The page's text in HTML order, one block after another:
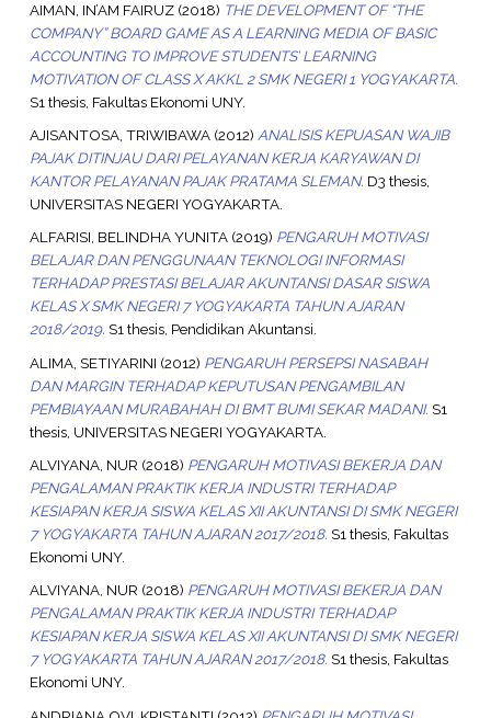
AIMAN, IN’AM FAIRUZ(2018) THE DEVELOPMENT OF “THE
COMPANY” BOARD GAME AS A LEARNING MEDIA OF BASIC
ACCOUNTING TO IMPROVE STUDENTS’ LEARNING
MOTIVATION OF CLASS X AKKL 2 SMK NEGERI 1 YOGYAKARTA.
S1 thesis, Fakultas Ekonomi UNY.
AJISANTOSA, TRIWIBAWA(2012) ANALISIS KEPUASAN WAJIB
PAJAK DITINJAU DARI PELAYANAN KERJA KARYAWAN DI
KANTOR PELAYANAN PAJAK PRATAMA SLEMAN. D3 thesis,
UNIVERSITAS NEGERI YOGYAKARTA.
ALFARISI, BELINDHA YUNITA(2019) PENGARUH MOTIVASI
BELAJAR DAN PENGGUNAAN TEKNOLOGI INFORMASI
TERHADAP PRESTASI BELAJAR AKUNTANSI DASAR SISWA
KELAS X SMK NEGERI 7 YOGYAKARTA TAHUN AJARAN
2018/2019. S1 thesis, Pendidikan Akuntansi.
ALIMA, SETIYARINI (2012) PENGARUH PERSEPSI NASABAH
DAN MARGIN TERHADAP KEPUTUSAN PENGAMBILAN
PEMBIAYAAN MURABAHAH DI BMT BUMI SEKAR MADANI. S1
thesis, UNIVERSITAS NEGERI YOGYAKARTA.
ALVIYANA, NUR (2018) PENGARUH MOTIVASI BEKERJA DAN
PENGALAMAN PRAKTIK KERJA INDUSTRI TERHADAP
KESIAPAN KERJA SISWA KELAS XII AKUNTANSI DI SMK NEGERI
7 YOGYAKARTA TAHUN AJARAN 2017/2018. S1 thesis, Fakultas
Ekonomi UNY.
ALVIYANA, NUR (2018) PENGARUH MOTIVASI BEKERJA DAN
PENGALAMAN PRAKTIK KERJA INDUSTRI TERHADAP
KESIAPAN KERJA SISWA KELAS XII AKUNTANSI DI SMK NEGERI
7 YOGYAKARTA TAHUN AJARAN 2017/2018. S1 thesis, Fakultas
Ekonomi UNY.